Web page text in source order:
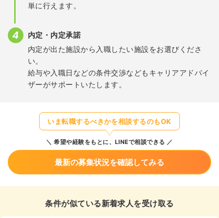
単に行えます。
内定・内定承諾
内定が出た施設から入職したい施設をお選びくださ
い。
給与や入職日などの条件交渉などもキャリアアドバイ
ザーがサポートいたします。
いま転職するべきかを相談するのもOK
希望や経験をもとに、LINEで相談できる
最新の募集状況を確認してみる
条件が似ている新着求人を受け取る